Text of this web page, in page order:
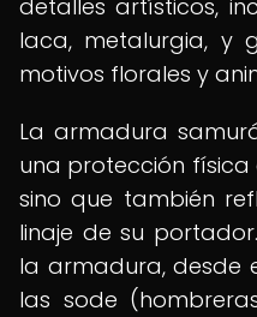
detalles artísticos,
laca, metalurgia, y
motivos florales y
La armadura
una protección
sino que también
linaje de su
la armadura, desde
las sode